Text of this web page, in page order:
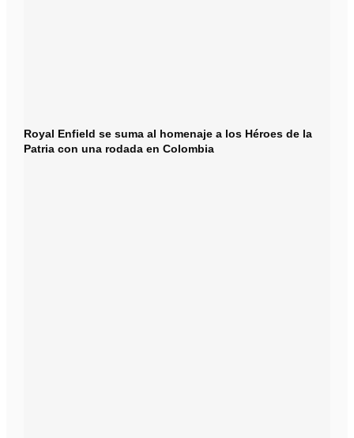
Royal Enfield se suma al homenaje a los Héroes de la
Patria con una rodada en Colombia